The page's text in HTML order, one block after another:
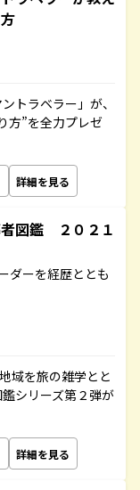
トラベラー」が、
方”を全力プレゼ
詳細を見る
図鑑 ２０２１
ダーを経歴ととも
域を旅の雑学とと
シリーズ第２弾が
詳細を見る